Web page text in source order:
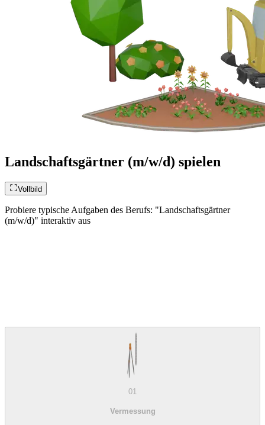
Landschaftsgärtner (m/w/d) spielen
Vollbild
Probiere typische Aufgaben des Berufs: "Landschaftsgärtner
(m/w/d)" interaktiv aus
01
Vermessung